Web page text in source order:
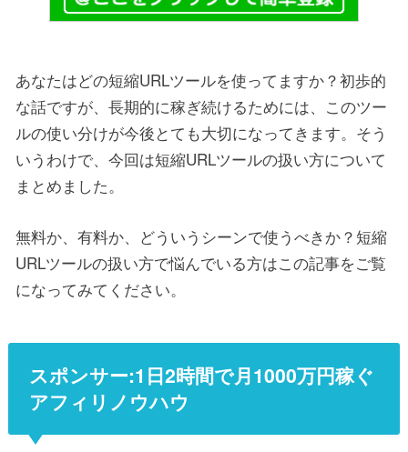
あなたはどの短縮URLツールを使ってますか？初歩的
な話ですが、長期的に稼ぎ続けるためには、このツー
ルの使い分けが今後とても大切になってきます。そう
いうわけで、今回は短縮URLツールの扱い方について
まとめました。
無料か、有料か、どういうシーンで使うべきか？短縮
URLツールの扱い方で悩んでいる方はこの記事をご覧
になってみてください。
スポンサー:1日2時間で月1000万円稼ぐ
アフィリノウハウ